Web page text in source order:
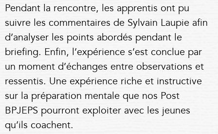
Pendant la rencontre, les apprentis ont pu
suivre les commentaires de Sylvain Laupie afin
d’analyser les points abordés pendant le
briefing. Enfin, l’expérience s’est conclue par
un moment d’échanges entre observations et
ressentis. Une expérience riche et instructive
sur la préparation mentale que nos Post
BPJEPS pourront exploiter avec les jeunes
qu’ils coachent.